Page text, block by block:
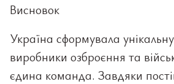
Висновок
Україна сформувала
виробники озброєння та
єдина команда. Завдяки